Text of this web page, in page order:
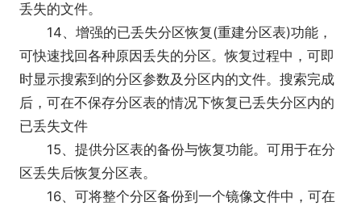
丢失的文件。
14、增强的已丢失分区恢复(重建分区表)功能，
可快速找回各种原因丢失的分区。恢复过程中，可即
时显示搜索到的分区参数及分区内的文件。搜索完成
后，可在不保存分区表的情况下恢复已丢失分区内的
已丢失文件
15、提供分区表的备份与恢复功能。可用于在分
区丢失后恢复分区表。
16、可将整个分区备份到一个镜像文件中，可在